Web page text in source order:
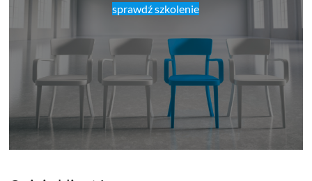
sprawdź szkolenie